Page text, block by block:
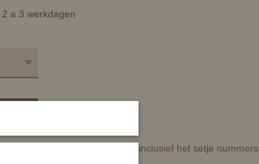
a 3 werkdagen
van leder met glitter. Prijs is inclusief het setje nummers.